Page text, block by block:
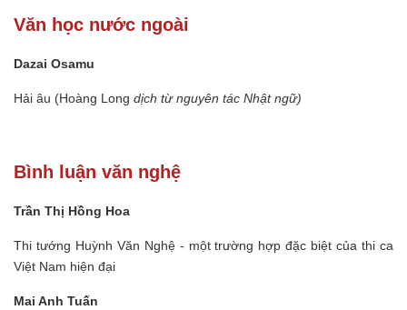
Văn học nước ngoài
Dazai Osamu
Hải âu (Hoàng Long dịch từ nguyên tác Nhật ngữ)
Bình luận văn nghệ
Trần Thị Hồng Hoa
Thi tướng Huỳnh Văn Nghệ - một trường hợp đặc biệt của thi ca
Việt Nam hiện đại
Mai Anh Tuấn